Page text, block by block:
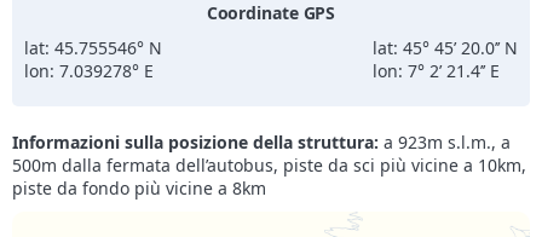
Coordinate GPS
lat: 45.755546° N
lon: 7.039278° E
lat: 45° 45’ 20.0’’ N
lon: 7° 2’ 21.4’’ E
Informazioni sulla posizione della struttura: a 923m s.l.m., a
500m dalla fermata dell’autobus, piste da sci più vicine a 10km,
piste da fondo più vicine a 8km